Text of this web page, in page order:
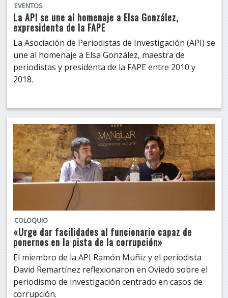
EVENTOS
La API se une al homenaje a Elsa González,
expresidenta de la FAPE
La Asociación de Periodistas de Investigación (API) se
une al homenaje a Elsa González, maestra de
periodistas y presidenta de la FAPE entre 2010 y
2018.
COLOQUIO
«Urge dar facilidades al funcionario capaz de
ponernos en la pista de la corrupción»
El miembro de la API Ramón Muñiz y el periodista
David Remartínez reflexionaron en Oviedo sobre el
periodismo de investigación centrado en casos de
corrupción.